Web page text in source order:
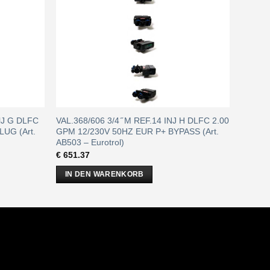
G DLFC
(Art.
VAL.368/606 3/4 ̋ M REF.14 INJ H DLFC 2.00
GPM 12/230V 50HZ EUR P+ BYPASS (Art.
AB503 – Eurotrol)
€ 651.37
IN DEN WARENKORB